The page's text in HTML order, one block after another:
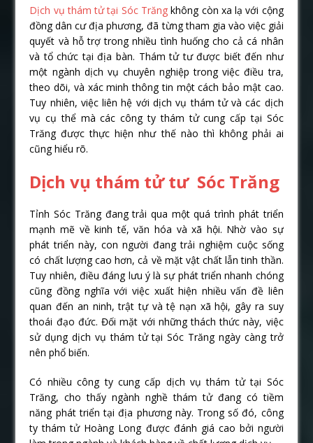
Dịch vụ thám tử tại Sóc Trăngkhông còn xa lạ với cộng
đồng dân cư địa phương, đã từng tham gia vào việc giải
quyết và hỗ trợ trong nhiều tình huống cho cả cá nhân
và tổ chức tại địa bàn. Thám tử tư được biết đến như
một ngành dịch vụ chuyên nghiệp trong việc điều tra,
theo dõi, và xác minh thông tin một cách bảo mật cao.
Tuy nhiên, việc liên hệ với dịch vụ thám tử và các dịch
vụ cụ thể mà các công ty thám tử cung cấp tại Sóc
Trăng được thực hiện như thế nào thì không phải ai
cũng hiểu rõ.
Dịch vụ thám tử tư Sóc Trăng
Tỉnh Sóc Trăng đang trải qua một quá trình phát triển
mạnh mẽ về kinh tế, văn hóa và xã hội. Nhờ vào sự
phát triển này, con người đang trải nghiệm cuộc sống
có chất lượng cao hơn, cả về mặt vật chất lẫn tinh thần.
Tuy nhiên, điều đáng lưu ý là sự phát triển nhanh chóng
cũng đồng nghĩa với việc xuất hiện nhiều vấn đề liên
quan đến an ninh, trật tự và tệ nạn xã hội, gây ra suy
thoái đạo đức. Đối mặt với những thách thức này, việc
sử dụng dịch vụ thám tử tại Sóc Trăng ngày càng trở
nên phổ biến.
Có nhiều công ty cung cấp dịch vụ thám tử tại Sóc
Trăng, cho thấy ngành nghề thám tử đang có tiềm
năng phát triển tại địa phương này. Trong số đó, công
ty thám tử Hoàng Long được đánh giá cao bởi người